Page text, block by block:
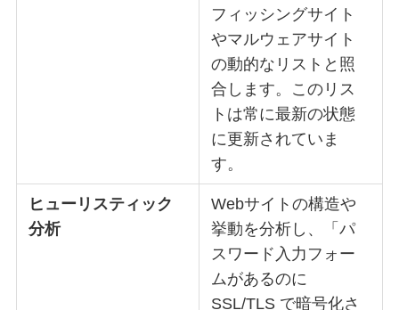
フィッシングサイト
やマルウェアサイト
の動的なリストと照
合します。このリス
トは常に最新の状態
に更新されていま
す。
ヒューリスティック
分析
Webサイトの構造や
挙動を分析し、「パ
スワード入力フォー
ムがあるのに
SSL/TLS で暗号化さ